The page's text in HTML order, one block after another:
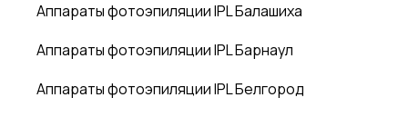
Аппараты фотоэпиляции IPL Балашиха
Аппараты фотоэпиляции IPL Барнаул
Аппараты фотоэпиляции IPL Белгород